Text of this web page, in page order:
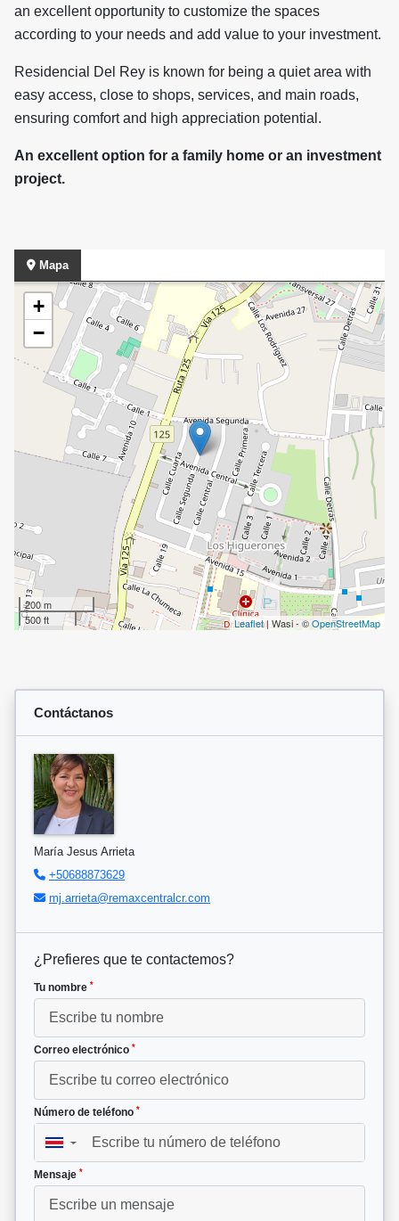
an excellent opportunity to customize the spaces
according to your needs and add value to your investment.
Residencial Del Rey is known for being a quiet area with
easy access, close to shops, services, and main roads,
ensuring comfort and high appreciation potential.
An excellent option for a family home or an investment
project.
Mapa
+
−
200 m
500 ft
Leaflet| Wasi - ©OpenStreetMap
Contáctanos
María Jesus Arrieta
+50688873629
mj.arrieta@remaxcentralcr.com
¿Prefieres que te contactemos?
Tu nombre *
Correo electrónico *
Número de teléfono *
▼
Mensaje *